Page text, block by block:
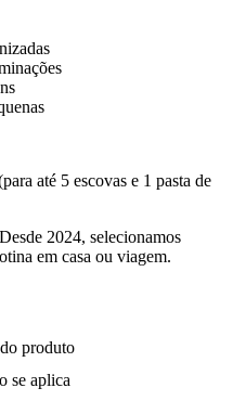
até 5 escovas e 1 pasta de
2024, selecionamos
em casa ou viagem.
produto
se aplica